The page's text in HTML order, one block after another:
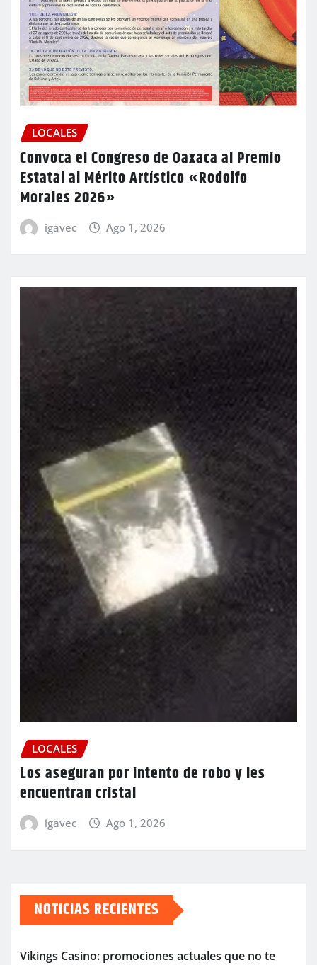
LOCALES
Convoca el Congreso de Oaxaca al Premio
Estatal al Mérito Artístico «Rodolfo
Morales 2026»
igavec Ago 1, 2026
LOCALES
Los aseguran por intento de robo y les
encuentran cristal
igavec Ago 1, 2026
NOTICIAS RECIENTES
Vikings Casino: promociones actuales que no te